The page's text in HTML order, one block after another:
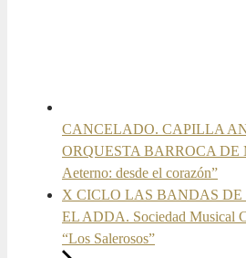
CANCELADO. CAPILLA
ORQUESTA BARROCA DE
Aeterno: desde el corazón”
X CICLO LAS BANDAS
EL ADDA. Sociedad Musical
“Los Salerosos”